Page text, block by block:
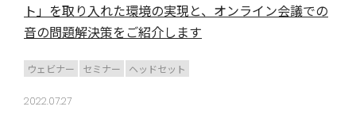
ト」を取り入れた環境の実現と、オンライン会議での
音の問題解決策をご紹介します
ウェビナー セミナー ヘッドセット
2022.07.27